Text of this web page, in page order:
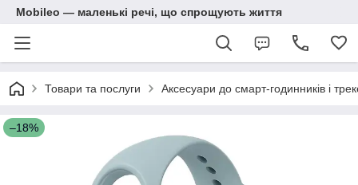
Mobileo — маленькі речі, що спрощують життя
Товари та послуги Аксесуари до смарт-годинників і
–18%